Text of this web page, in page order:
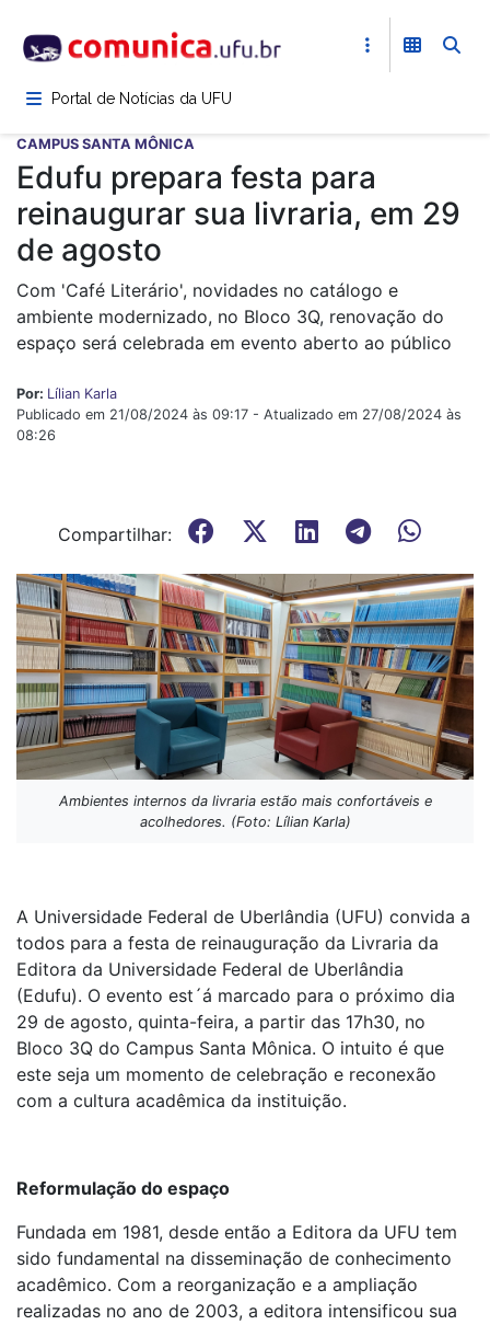
para
conteúdoPortal de Notícias da UFU
CAMPUS SANTA MÔNICA
Edufu prepara festa para
reinaugurar sua livraria, em 29
de agosto
Com 'Café Literário', novidades no catálogo e
ambiente modernizado, no Bloco 3Q, renovação do
espaço será celebrada em evento aberto ao público
Por: Lílian Karla
Publicado em 21/08/2024 às 09:17 - Atualizado em 27/08/2024 às
08:26
Compartilhar:
Ambientes internos da livraria estão mais confortáveis e
acolhedores. (Foto: Lílian Karla)
A Universidade Federal de Uberlândia (UFU) convida a
todos para a festa de reinauguração da Livraria da
Editora da Universidade Federal de Uberlândia
(Edufu). O evento est´á marcado para o próximo dia
29 de agosto, quinta-feira, a partir das 17h30, no
Bloco 3Q do Campus Santa Mônica. O intuito é que
este seja um momento de celebração e reconexão
com a cultura acadêmica da instituição.
Reformulação do espaço
Fundada em 1981, desde então a Editora da UFU tem
sido fundamental na disseminação de conhecimento
acadêmico. Com a reorganização e a ampliação
realizadas no ano de 2003, a editora intensificou sua